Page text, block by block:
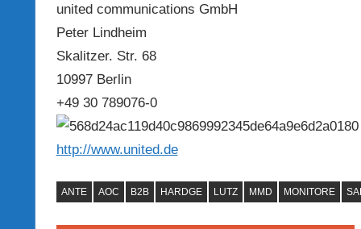
united communications GmbH
Peter Lindheim
Skalitzer. Str. 68
10997 Berlin
+49 30 789076-0
http://www.united.de
ANTE AOC B2B HARDGE LUTZ MMD MONITORE